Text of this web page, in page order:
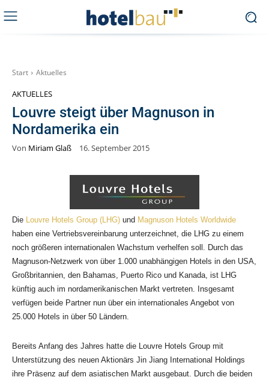
Start Aktuelles
AKTUELLES
Louvre steigt über Magnuson in
Nordamerika ein
Von Miriam Glaß 16. September 2015
Die Louvre Hotels Group (LHG) und Magnuson Hotels Worldwide
haben eine Vertriebsvereinbarung unterzeichnet, die LHG zu einem
noch größeren internationalen Wachstum verhelfen soll. Durch das
Magnuson-Netzwerk von über 1.000 unabhängigen Hotels in den USA,
Großbritannien, den Bahamas, Puerto Rico und Kanada, ist LHG
künftig auch im nordamerikanischen Markt vertreten. Insgesamt
verfügen beide Partner nun über ein internationales Angebot von
25.000 Hotels in über 50 Ländern.
Bereits Anfang des Jahres hatte die Louvre Hotels Group mit
Unterstützung des neuen Aktionärs Jin Jiang International Holdings
ihre Präsenz auf dem asiatischen Markt ausgebaut. Durch die beiden